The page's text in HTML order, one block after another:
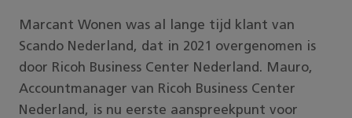
Marcant Wonen was al lange tijd klant van
Scando Nederland, dat in 2021 overgenomen is
door Ricoh Business Center Nederland. Mauro,
Accountmanager van Ricoh Business Center
Nederland, is nu eerste aanspreekpunt voor